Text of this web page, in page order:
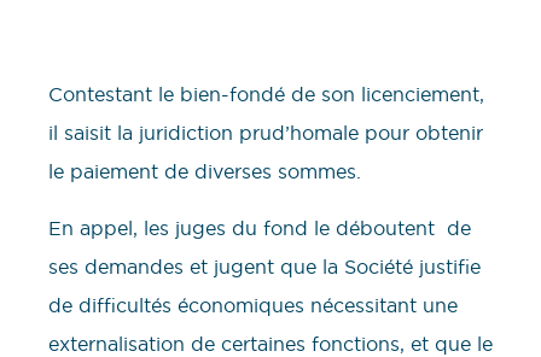
Contestant le bien-fondé de son licenciement,
il saisit la juridiction prud’homale pour obtenir
le paiement de diverses sommes.
En appel, les juges du fond le déboutent de
ses demandes et jugent que la Société justifie
de difficultés économiques nécessitant une
externalisation de certaines fonctions, et que le